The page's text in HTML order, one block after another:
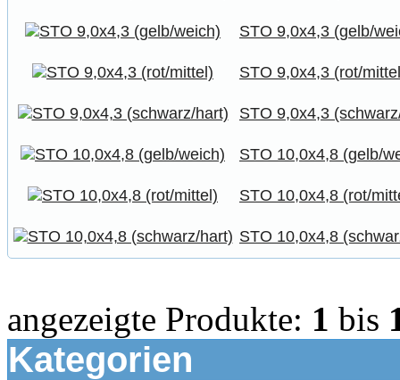
STO 9,0x4,3 (gelb/
STO 9,0x4,3 (rot/
STO 9,0x4,3
STO 10,0x4,8 (gelb/
STO 10,0x4,8 (rot/
STO 10,0x4,8
angezeigte Produkte: 1 bis
Kategorien